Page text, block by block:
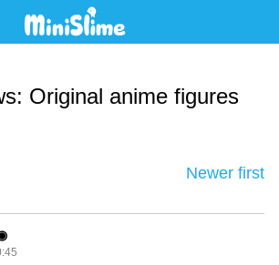
Original anime figures
Newer first